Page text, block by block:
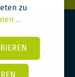
zu
...